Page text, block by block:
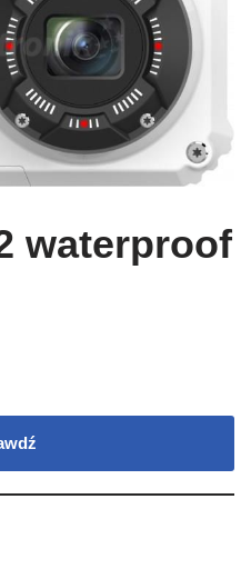
waterproof